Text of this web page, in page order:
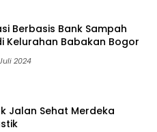
Berbasis Bank Sampah
Kelurahan Babakan Bogor
2024
Jalan Sehat Merdeka